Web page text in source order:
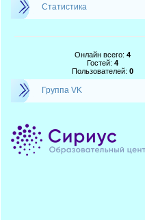
Статистика
Онлайн всего: 4
Гостей: 4
Пользователей: 0
Группа VK